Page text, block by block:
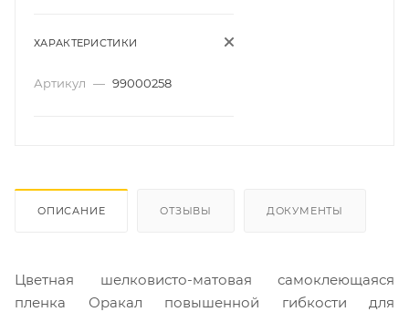
ХАРАКТЕРИСТИКИ
Артикул — 99000258
ОПИСАНИЕ ОТЗЫВЫ ДОКУМЕНТЫ
Цветная шелковисто-матовая самоклеющаяся
пленка Оракал повышенной гибкости для